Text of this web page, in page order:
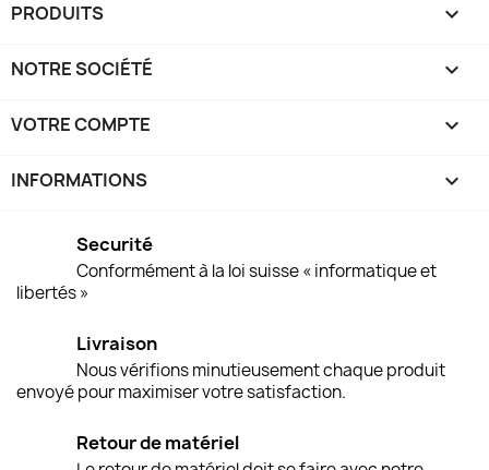
PRODUITS 
NOTRE SOCIÉTÉ 
VOTRE COMPTE 
INFORMATIONS keyboard_arrow_down
Securité
Conformément à la loi suisse « informatique et
libertés »
Livraison
Nous vérifions minutieusement chaque produit
envoyé pour maximiser votre satisfaction.
Retour de matériel